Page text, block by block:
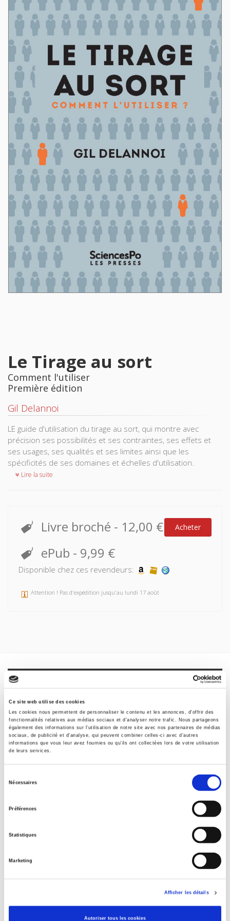
Ce site web utilise des cookies
Les cookies nous permettent de personnaliser le contenu et les annonces, d'offrir des
fonctionnalités relatives aux médias sociaux et d'analyser notre trafic. Nous partageons
également des informations sur l'utilisation de notre site avec nos partenaires de médias
sociaux, de publicité et d'analyse, qui peuvent combiner celles-ci avec d'autres
informations que vous leur avez fournies ou qu'ils ont collectées lors de votre utilisation
de leurs services.
Nécessaires
Préférences
Statistiques
Marketing
Afficher les détails
Autoriser tous les cookies
Le Tirage au sort
Comment l'utiliser
Première édition
Gil Delannoi
LE guide d'utilisation du tirage au sort, qui montre avec
précision ses possibilités et ses contraintes, ses effets et
ses usages, ses qualités et ses limites ainsi que les
spécificités de ses domaines et échelles d'utilisation.
Lire la suite
Livre broché - 12,00 € Acheter
ePub - 9,99 €
Disponible chez ces revendeurs:
Attention ! Pas d'expédition jusqu'au lundi 17 août
Formats
Sommaire
français
Internet Hierarchy>CONCOURS>Agrégation science